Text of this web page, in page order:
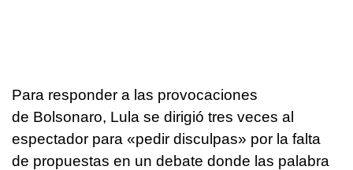
Para responder a las provocaciones
de Bolsonaro, Lula se dirigió tres veces al
espectador para «pedir disculpas» por la falta
de propuestas en un debate donde las palabra